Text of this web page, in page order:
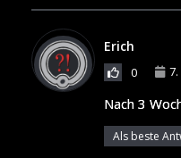
Erich
0
Nach 3
Als beste